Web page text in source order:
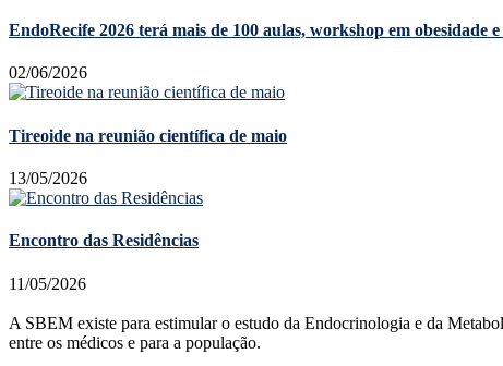
EndoRecife 2026 terá mais de 100 aulas, workshop em
02/06/2026
Tireoide na reunião científica de maio
13/05/2026
Encontro das Residências
11/05/2026
A SBEM existe para estimular o estudo da Endocrinologia e da
entre os médicos e para a população.